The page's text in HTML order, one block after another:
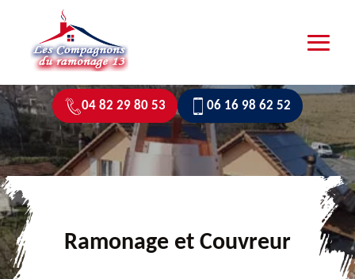
04 82 29 80 53 06 16 98 62 52
Ramonage et Couvreur